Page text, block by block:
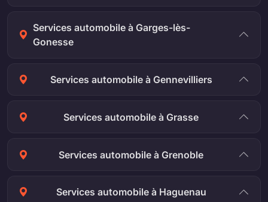
Services automobile à Garges-lès-
Gonesse
Services automobile à Gennevilliers
Services automobile à Grasse
Services automobile à Grenoble
Services automobile à Haguenau